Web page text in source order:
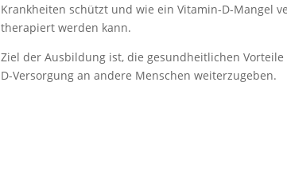
Krankheiten schützt und wie ein Vitamin-D-Mangel
therapiert werden kann.
Ziel der Ausbildung ist, die gesundheitlichen
D-Versorgung an andere Menschen weiterzugeben.